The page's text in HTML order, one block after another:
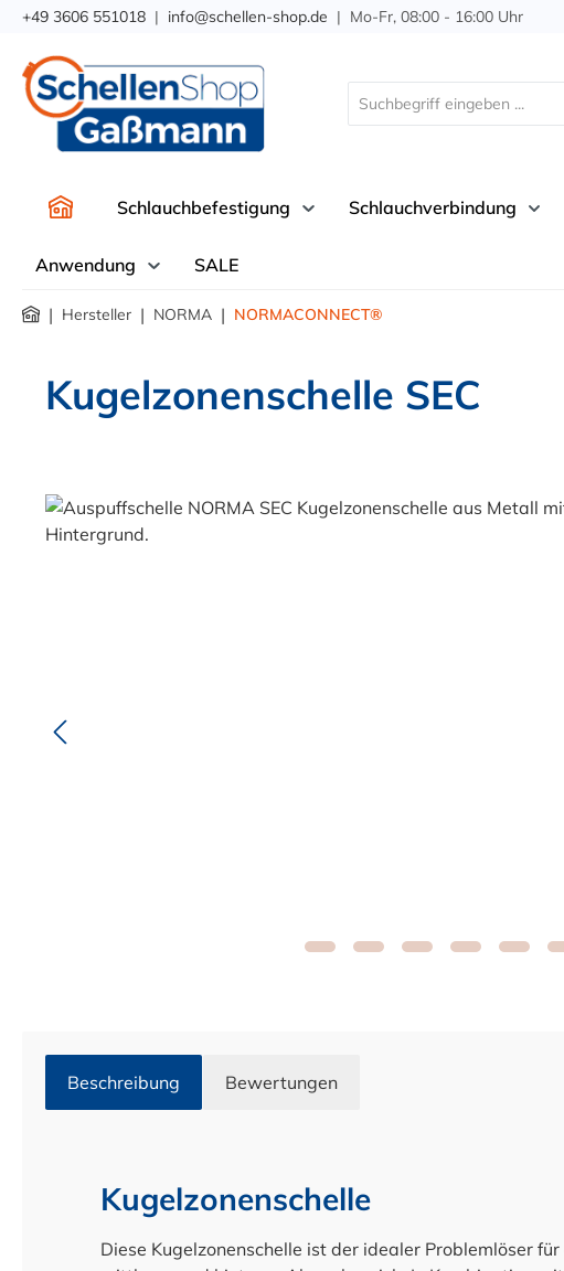
Zur Hauptnavigation springen
+49 3606 551018 | info@schellen-shop.de | Mo-Fr, 08:00 - 16:00 Uhr
Schlauchbefestigung Schlauchverbindung
Anwendung SALE
| Hersteller | NORMA | NORMACONNECT®
Kugelzonenschelle SEC
Bildergalerie überspringen
Beschreibung Bewertungen
Kugelzonenschelle
Diese Kugelzonenschelle ist der idealer Problemlöser